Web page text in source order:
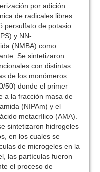
por adición
de radicales libres.
persulfato de potasio
y NN-
(NMBA) como
Se sintetizaron
con distintas
de los monómeros
50) donde el primer
a la fracción masa de
(NIPAm) y el
metacrílico (AMA).
sintetizaron hidrogeles
en los cuales se
de microgeles en la
las partículas fueron
el proceso de